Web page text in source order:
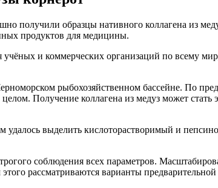
образцы нативного коллагена из
продуктов для медицины.
и коммерческих организаций по всему
рыбохозяйственном бассейне. По
Получение коллагена из медуз может
выделить кислоторастворимый и
соблюдения всех параметров.
рассматриваются варианты